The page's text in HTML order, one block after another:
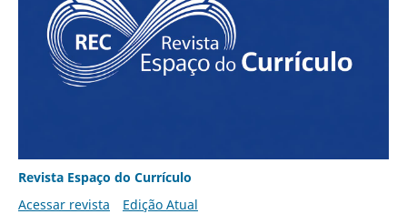
Revista Espaço do Currículo
Acessar revista
Edição Atual